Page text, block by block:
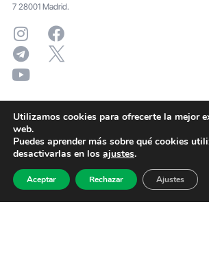
7 28001 Madrid.
Utilizamos cookies para ofrecerte la mejor
web.
Puedes aprender más sobre qué cookies
desactivarlas en los ajustes.
Aceptar Rechazar Ajustes